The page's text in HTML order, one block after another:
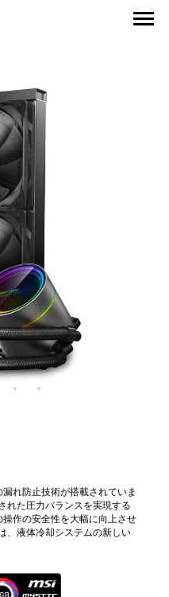
漏れ防止技術が搭載されていま
れた圧力バランスを実現する
作の安全性を大幅に向上させ
、液体冷却システムの新しい